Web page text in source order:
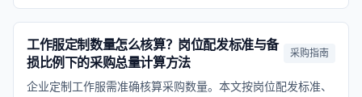
工作服定制数量怎么核算？岗位配发标准与备
损比例下的采购总量计算方法
采购指南
企业定制工作服需准确核算采购数量。本文按岗位配发标准、